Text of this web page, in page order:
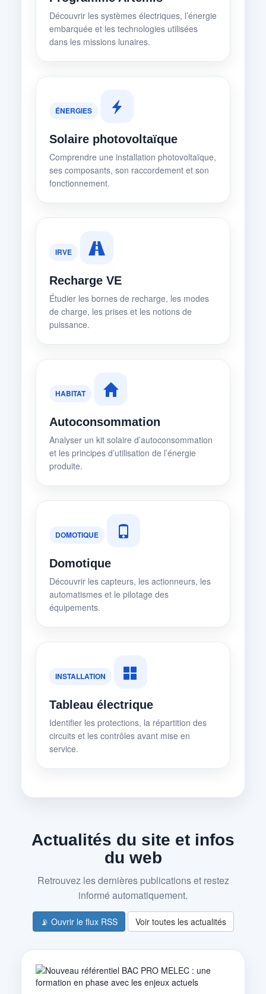
Découvrir les systèmes électriques, l’énergie
embarquée et les technologies utilisées
dans les missions lunaires.
ÉNERGIES
Solaire photovoltaïque
Comprendre une installation photovoltaïque,
ses composants, son raccordement et son
fonctionnement.
IRVE
Recharge VE
Étudier les bornes de recharge, les modes
de charge, les prises et les notions de
puissance.
HABITAT
Autoconsommation
Analyser un kit solaire d’autoconsommation
et les principes d’utilisation de l’énergie
produite.
DOMOTIQUE
Domotique
Découvrir les capteurs, les actionneurs, les
automatismes et le pilotage des
équipements.
INSTALLATION
Tableau électrique
Identifier les protections, la répartition des
circuits et les contrôles avant mise en
service.
Actualités du site et infos
du web
Retrouvez les dernières publications et restez
informé automatiquement.
📡 Ouvrir le flux RSS Voir toutes les actualités